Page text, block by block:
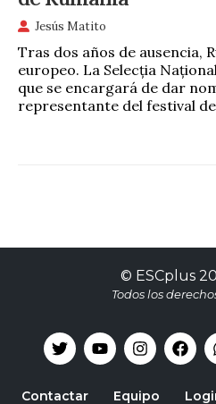
Jesús Matito
Tras dos años de ausencia,
europeo. La Selecția
que se encargará de dar
representante del festival
© ESCplus
Todos los
Contactar Equipo